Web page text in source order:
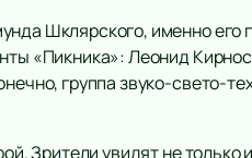
Шклярского, именно его
«Пикника»: Леонид
группа звуко-свето-
Зрители увидят не только